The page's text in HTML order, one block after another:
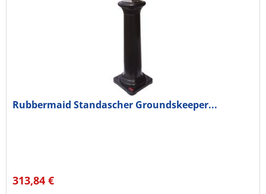
Rubbermaid Standascher Groundskeeper...
313,84 €